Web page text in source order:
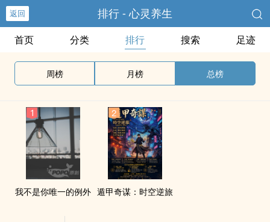
返回 排行 - 心灵养生
首页 分类 排行 搜索 足迹
周榜 月榜 总榜
我不是你唯一的例外 遁甲奇谋：时空逆旅